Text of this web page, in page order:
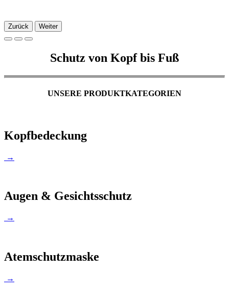
Zurück Weiter
Schutz von Kopf bis Fuß
UNSERE PRODUKTKATEGORIEN
Kopfbedeckung
→
Augen & Gesichtsschutz
→
Atemschutzmaske
→